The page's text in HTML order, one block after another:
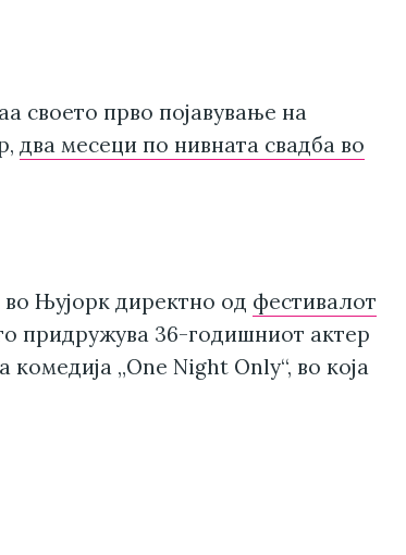
своето прво појавување на
два месеци по нивната свадба во
во Њујорк директно од фестивалот
придружува 36-годишниот актер
„One Night Only“, во која